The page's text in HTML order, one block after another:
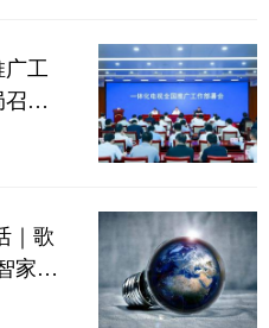
工
开
｜歌
家·